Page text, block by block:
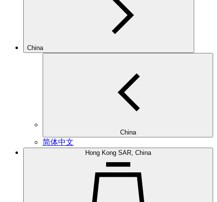
China
China
简体中文
Hong Kong SAR, China